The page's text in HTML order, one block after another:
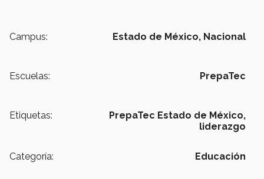
Campus: Estado de México, Nacional
Escuelas: PrepaTec
Etiquetas:
PrepaTec Estado de México,
liderazgo
Categoría: Educación